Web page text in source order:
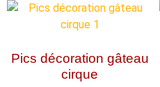
Pics décoration gâteau
cirque